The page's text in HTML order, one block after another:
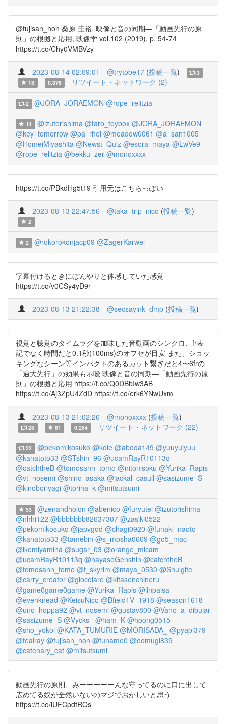
@fujisan_hon 桑原 圭裕, 映像と音の同期―「動画先行の原
則」の根拠と応用, 映像学 vol.102 (2019), p. 54-74
https://t.co/Chy0VMBVzy
2023-08-14 02:09:01 @trytobe17 (投稿一覧)
3
18
0.378 リツイート・ネットワーク (2)
2 @JORA_JORAEMON @rope_relitzia
14 @izutorishima @taro_toybox @JORA_JORAEMON
@key_tomorrow @pa_rhei @meadow0061 @a_san1005
@HomeiMiyashita @Newst_Quiz @esora_maya @LwVe9
@rope_relitzia @bekku_zer @monoxxxx
https://t.co/PBkdHg5t19 引用元はこちらっぽい
2023-08-13 22:47:56 @taka_trip_nico (投稿一覧)
2
2 @rokorokonjacp09 @ZagerKarwel
字幕付けるときにぼんやりと体感していた感覚
https://t.co/v0CSy4yD9r
2023-08-13 21:22:38 @secsayink_dmp (投稿一覧)
視覚と聴覚のタイムラグを加味した音動画のシンクロ、fr表
記でなく時間だと0.1秒(100ms)のオフセが目安 また、ショッ
キングなシーン等インパクトのあるカット繋ぎだと4〜6frの
「過大先行」の効果も示唆 映像と音の同期―「動画先行の原
則」の根拠と応用 https://t.co/Q0DBbIw3AB
https://t.co/Aj3ZpU4ZdD https://t.co/erk6YNwUxm
2023-08-13 21:02:26 @monoxxxx (投稿一覧)
28 81 0.264 リツイート・ネットワーク (22)
22 @pekomikosuko @koie @abdda149 @yuuyuiyuu
@kanatoto33 @STshin_96 @ucamRayR10113q
@catchtheB @tomosann_tomo @nitonisoku @Yurika_Rapis
@vt_nosemi @shino_asaka @jackal_casull @sasizume_S
@kinoboriyagi @torina_k @mitsutsumi
53 @zenandholon @abenico @furyutei @izutorishima
@nhhi122 @bbbbbbb82637307 @zasiki0522
@pekomikosuko @japvgod @chagi0920 @funaki_naoto
@kanatoto33 @tamebin @s_mosha0609 @go5_mac
@ikemiyamina @sugar_03 @orange_micam
@ucamRayR10113q @hayaseGenshin @catchtheB
@tomosann_tomo @f_skyrim @maya_0530 @Shulgite
@carry_creator @giocolare @kitasenchineru
@game0game0game @Yurika_Rapis @linpalsa
@evenknead @KeisuNico @Bfield1V_1918 @season1618
@uno_hoppa92 @vt_nosemi @gustav800 @Vano_a_dibujar
@sasizume_S @Vycks_ @ham_K @hoong0515
@sho_yokoi @KATA_TUMURIE @MORISADA_ @pyapi379
@fealray @fujisan_hon @funame0 @oomugi839
@catenary_cat @mitsutsumi
動画先行の原則、みーーーーーんな守ってるのに口に出して
広めてる奴が全然いないのマジでおかしいと思う
https://t.co/lUFCpdtRQs